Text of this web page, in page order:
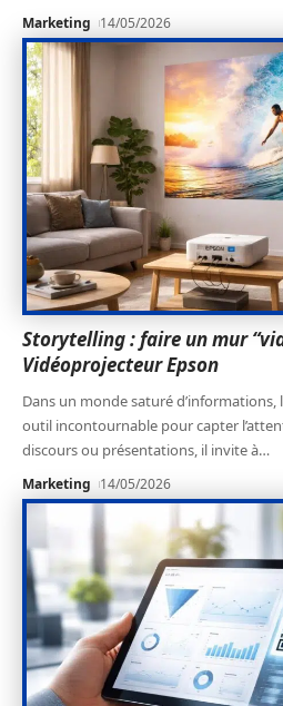
Marketing 14/05/2026
Storytelling : faire un mur
Vidéoprojecteur Epson
Dans un monde saturé
outil incontournable pour capter
discours ou présentations, il invite à…
Marketing 14/05/2026